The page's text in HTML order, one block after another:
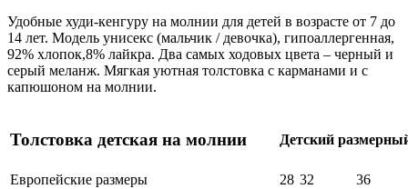
Удобные худи-кенгуру на молнии для детей в возрасте от 7 до
14 лет. Модель унисекс (мальчик / девочка), гипоаллергенная,
92% хлопок,8% лайкра. Два самых ходовых цвета – черный и
серый меланж. Мягкая уютная толстовка с карманами и с
капюшоном на молнии.
Толстовка детская на молнии Детский
Европейские размеры 28 32
36